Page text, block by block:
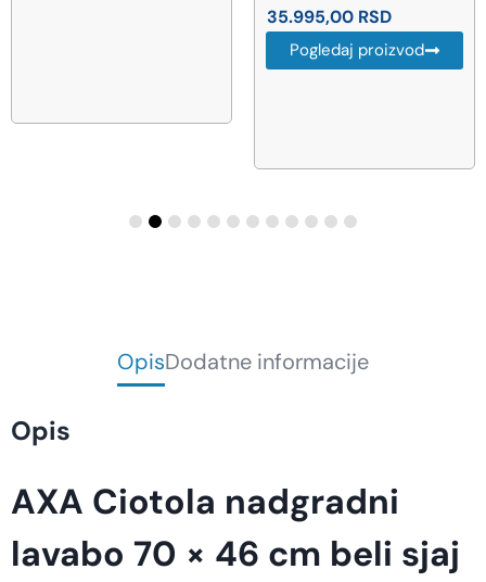
35.995,00 RSD
Pogledaj proizvod
OpisDodatne informacije
Opis
AXA Ciotola nadgradni
lavabo 70 × 46 cm beli sjaj